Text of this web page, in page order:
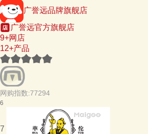
广誉远品牌旗舰店
广誉远官方旗舰店
9+网店
12+产品
网购指数:77294
6
7